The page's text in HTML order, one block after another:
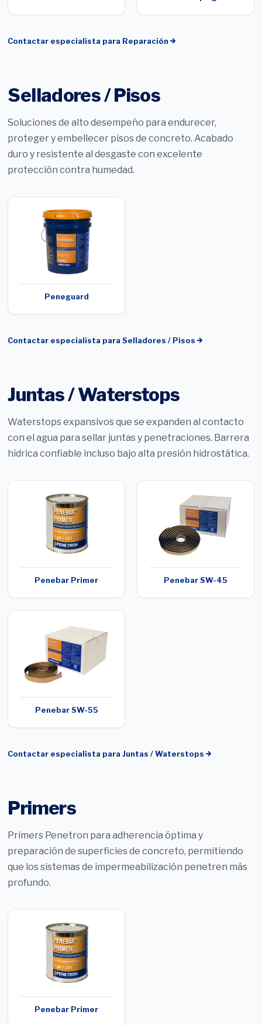
Contactar especialista para Reparación
Selladores / Pisos
Soluciones de alto desempeño para endurecer,
proteger y embellecer pisos de concreto. Acabado
duro y resistente al desgaste con excelente
protección contra humedad.
Peneguard
Contactar especialista paraSelladores / Pisos
Juntas / Waterstops
Waterstops expansivos que se expanden al contacto
con el agua para sellar juntas y penetraciones. Barrera
hídrica confiable incluso bajo alta presión hidrostática.
Penebar Primer Penebar SW-45
Penebar SW-55
Contactar especialista paraJuntas / Waterstops
Primers
Primers Penetron para adherencia óptima y
preparación de superficies de concreto, permitiendo
que los sistemas de impermeabilización penetren más
profundo.
Penebar Primer